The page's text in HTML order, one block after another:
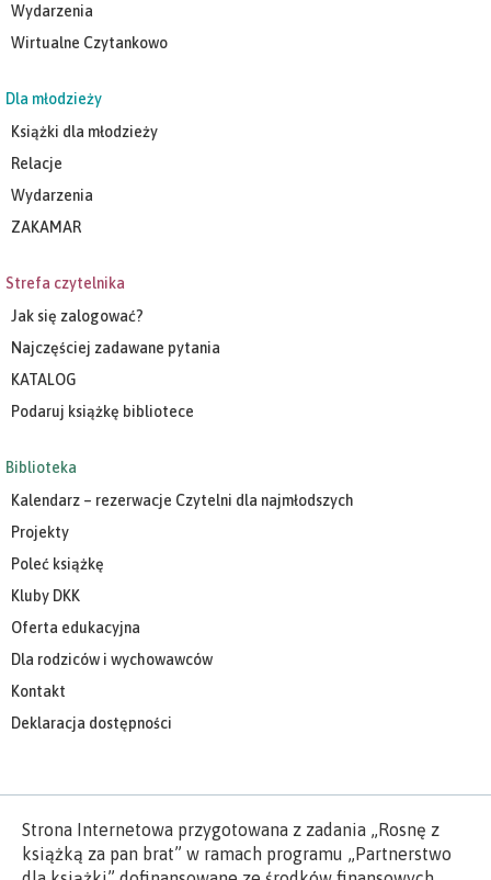
Wydarzenia
Wirtualne Czytankowo
Dla młodzieży
Książki dla młodzieży
Relacje
Wydarzenia
ZAKAMAR
Strefa czytelnika
Jak się zalogować?
Najczęściej zadawane pytania
KATALOG
Podaruj książkę bibliotece
Biblioteka
Kalendarz – rezerwacje Czytelni dla najmłodszych
Projekty
Poleć książkę
Kluby DKK
Oferta edukacyjna
Dla rodziców i wychowawców
Kontakt
Deklaracja dostępności
Strona Internetowa przygotowana z zadania „Rosnę z
książką za pan brat” w ramach programu „Partnerstwo